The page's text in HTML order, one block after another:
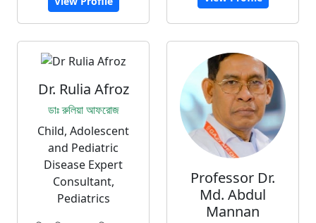
Dr. Rulia Afroz
ডাঃ রুলিয়া আফরোজ
Child, Adolescent
and Pediatric
Disease Expert
Consultant,
Pediatrics
Professor Dr.
Md. Abdul
Mannan